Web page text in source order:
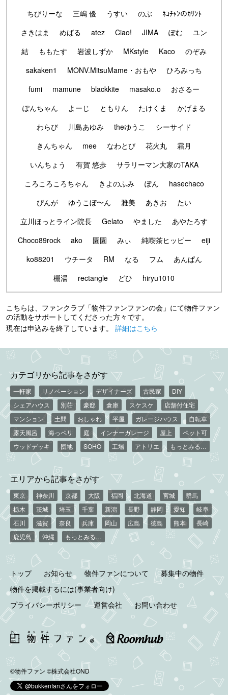
ちびりーな
三嶋 優 うすい のぶ
ﾈｺﾁｬﾝのｶﾘﾝﾄ
さきはま
めばる atez Ciao! JIMA ぽむ
ユン
結
ももたす 岩波しずか MKstyle Kaco
のぞみ
sakaken1
MONV.MitsuMame・おもや
ひろみっち
fumi
mamune blackkite masako.o
おさるー
ぽんちゃん
よーじ ともりん たけくま
かげまる
わらび
川島あゆみ theゆうこ
シーサイド
きんちゃん
mee なわとび 花火丸
霜月
いんちょう
有賀 悠歩
サラリーマン大家のTAKA
ころころころちゃん
きよのふみ ぽん
hasechaco
ぴんが
ゆうこぼ〜ん 雅美 あきお
たい
立川ほっとライン院長
Gelato やました
あやたろす
Choco89rock
ako 園園 みぃ 純喫茶ヒッピー
eiji
ko88201
ウチータ RM なる フム
あんぱん
棚湯
rectangle どひ hiryu1010
こちらは、ファンクラブ「物件ファンファンの会」にて物件ファン
の活動をサポートしてくださった方々です。
現在は申込みを終了しています。 詳細はこちら
カテゴリから記事をさがす
一軒家 リノベーション デザイナーズ 古民家
DIY
シェアハウス
別荘 豪邸 倉庫 スケスケ
店舗付住宅
マンション
土間 おしゃれ 平屋 ガレージハウス
自転車
露天風呂
海っペリ 庭 インナーガレージ 屋上
ペット可
ウッドデッキ
団地 SOHO 工場 アトリエ もっとみる…
エリアから記事をさがす
東京 神奈川 京都 大阪 福岡 北海道 宮城
群馬
栃木
茨城 埼玉 千葉 新潟 長野 静岡 愛知
岐阜
石川
滋賀 奈良 兵庫 岡山 広島 徳島 熊本
長崎
鹿児島
沖縄 もっとみる…
トップ お知らせ 物件ファンについて
募集中の物件
物件を掲載するには(事業者向け)
プライバシーポリシー
運営会社 お問い合わせ
©物件ファン ©株式会社OND